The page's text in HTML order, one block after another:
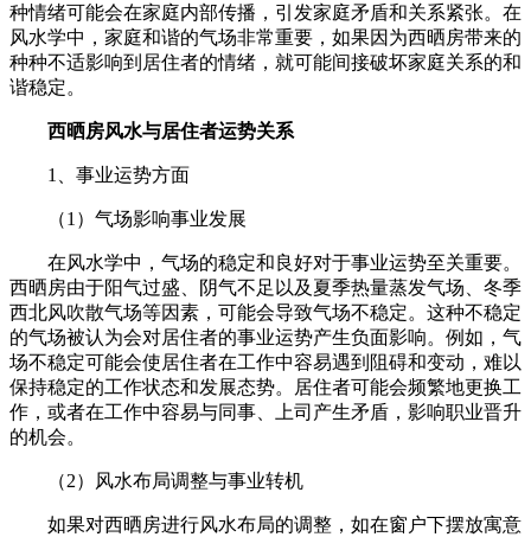
种情绪可能会在家庭内部传播，引发家庭矛盾和关系紧张。在
风水学中，家庭和谐的气场非常重要，如果因为西晒房带来的
种种不适影响到居住者的情绪，就可能间接破坏家庭关系的和
谐稳定。
西晒房风水与居住者运势关系
1、事业运势方面
（1）气场影响事业发展
在风水学中，气场的稳定和良好对于事业运势至关重要。
西晒房由于阳气过盛、阴气不足以及夏季热量蒸发气场、冬季
西北风吹散气场等因素，可能会导致气场不稳定。这种不稳定
的气场被认为会对居住者的事业运势产生负面影响。例如，气
场不稳定可能会使居住者在工作中容易遇到阻碍和变动，难以
保持稳定的工作状态和发展态势。居住者可能会频繁地更换工
作，或者在工作中容易与同事、上司产生矛盾，影响职业晋升
的机会。
（2）风水布局调整与事业转机
如果对西晒房进行风水布局的调整，如在窗户下摆放寓意